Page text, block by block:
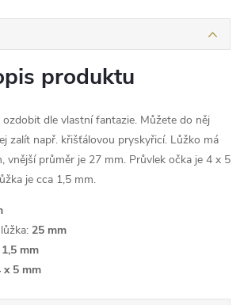
produktu
dle vlastní fantazie. Můžete do něj
zalít např. křišťálovou pryskyřicí. Lůžko má
vnější průměr je 27 mm. Průvlek očka je 4 x 5
je cca 1,5 mm.
25 mm
1,5 mm
x 5 mm